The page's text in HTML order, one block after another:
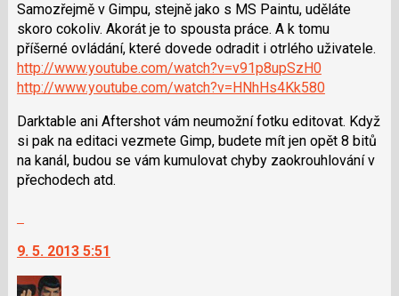
P
pro
předchozí
nový
názor
Samozřejmě v Gimpu, stejně jako s MS Paintu, uděláte
skoro cokoliv. Akorát je to spousta práce. A k tomu
příšerné ovládání, které dovede odradit i otrlého uživatele.
http://www.youtube.com/watch?v=v91p8upSzH0
http://www.youtube.com/watch?v=HNhHs4Kk580
Darktable ani Aftershot vám neumožní fotku editovat. Když
si pak na editaci vezmete Gimp, budete mít jen opět 8 bitů
na kanál, budou se vám kumulovat chyby zaokrouhlování v
přechodech atd.
další
nový
názor.
9. 5. 2013 5:51